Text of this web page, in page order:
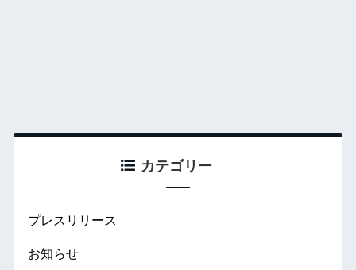
カテゴリー
プレスリリース
お知らせ